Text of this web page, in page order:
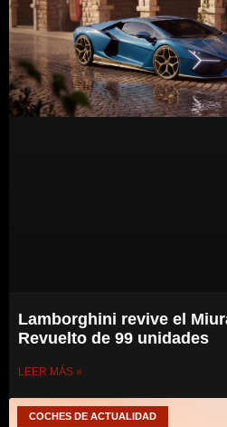
Lamborghini revive el
Revuelto de 99 unidades
LEER MÁS »
COCHES DE ACTUALIDAD